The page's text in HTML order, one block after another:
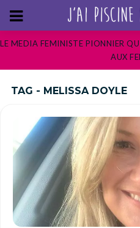
LE MEDIA FEMINISTE PIONNIER
AUX
TAG - MELISSA DOYLE